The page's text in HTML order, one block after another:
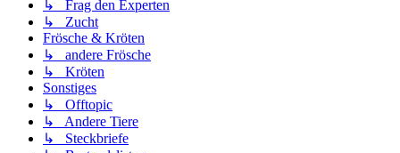
↳ Frag den Experten
↳ Zucht
Frösche & Kröten
↳ andere Frösche
↳ Kröten
Sonstiges
↳ Offtopic
↳ Andere Tiere
↳ Steckbriefe